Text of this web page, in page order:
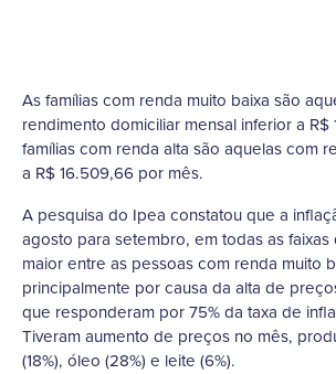
As famílias com renda muito baixa são
rendimento domiciliar mensal inferior a R$
famílias com renda alta são aquelas com
a R$ 16.509,66 por mês.
A pesquisa do Ipea constatou que a
agosto para setembro, em todas as
maior entre as pessoas com renda muito
principalmente por causa da alta de
que responderam por 75% da taxa de
Tiveram aumento de preços no mês,
(18%), óleo (28%) e leite (6%).